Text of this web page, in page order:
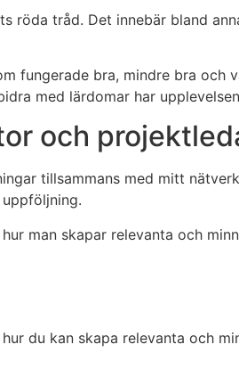
röda tråd. Det innebär bland
fungerade bra, mindre bra och
med lärdomar har
och
tillsammans med mitt
man skapar relevanta och
du kan skapa relevanta och